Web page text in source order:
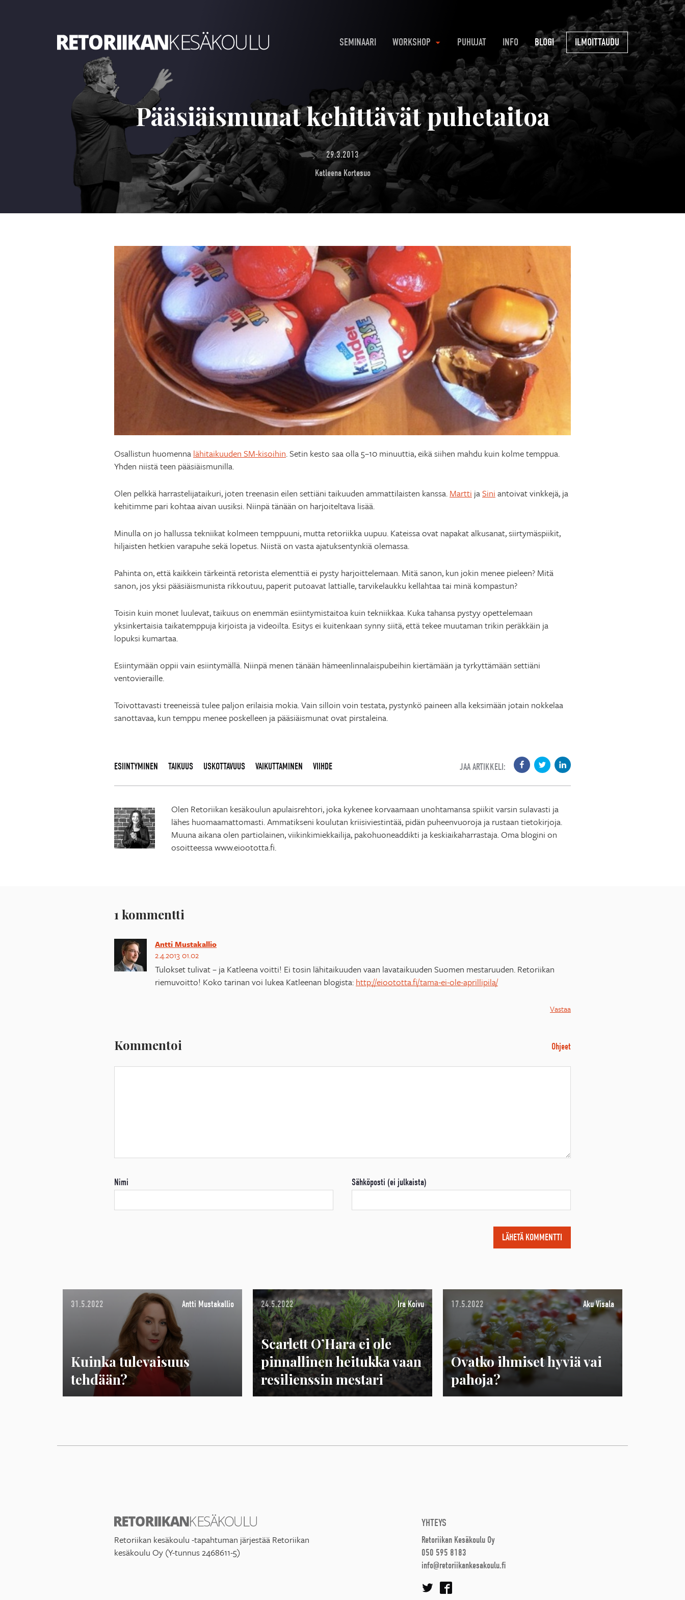
SEMINAARI WORKSHOP PUHUJAT INFO BLOGI ILMOITTAUDU
Pääsiäismunat kehittävät puhetaitoa
29.3.2013
Katleena Kortesuo
Osallistun huomenna lähitaikuuden SM-kisoihin. Setin kesto saa olla 5–10 minuuttia, eikä siihen mahdu kuin kolme temppua.
Yhden niistä teen pääsiäismunilla.
Olen pelkkä harrastelijataikuri, joten treenasin eilen settiäni taikuuden ammattilaisten kanssa. Martti jaSini antoivat vinkkejä, ja
kehitimme pari kohtaa aivan uusiksi. Niinpä tänään on harjoiteltava lisää.
Minulla on jo hallussa tekniikat kolmeen temppuuni, mutta retoriikka uupuu. Kateissa ovat napakat alkusanat, siirtymäspiikit,
hiljaisten hetkien varapuhe sekä lopetus. Niistä on vasta ajatuksentynkiä olemassa.
Pahinta on, että kaikkein tärkeintä retorista elementtiä ei pysty harjoittelemaan. Mitä sanon, kun jokin menee pieleen? Mitä
sanon, jos yksi pääsiäismunista rikkoutuu, paperit putoavat lattialle, tarvikelaukku kellahtaa tai minä kompastun?
Toisin kuin monet luulevat, taikuus on enemmän esiintymistaitoa kuin tekniikkaa. Kuka tahansa pystyy opettelemaan
yksinkertaisia taikatemppuja kirjoista ja videoilta. Esitys ei kuitenkaan synny siitä, että tekee muutaman trikin peräkkäin ja
lopuksi kumartaa.
Esiintymään oppii vain esiintymällä. Niinpä menen tänään hämeenlinnalaispubeihin kiertämään ja tyrkyttämään settiäni
ventovieraille.
Toivottavasti treeneissä tulee paljon erilaisia mokia. Vain silloin voin testata, pystynkö paineen alla keksimään jotain nokkelaa
sanottavaa, kun temppu menee poskelleen ja pääsiäismunat ovat pirstaleina.
ESIINTYMINEN TAIKUUS USKOTTAVUUS VAIKUTTAMINEN VIIHDE JAA ARTIKKELI:
Olen Retoriikan kesäkoulun apulaisrehtori, joka kykenee korvaamaan unohtamansa spiikit varsin sulavasti ja
lähes huomaamattomasti. Ammatikseni koulutan kriisiviestintää, pidän puheenvuoroja ja rustaan tietokirjoja.
Muuna aikana olen partiolainen, viikinkimiekkailija, pakohuoneaddikti ja keskiaikaharrastaja. Oma blogini on
osoitteessa www.eioototta.fi.
1 kommentti
Antti Mustakallio
2.4.2013 01.02
Tulokset tulivat – ja Katleena voitti! Ei tosin lähitaikuuden vaan lavataikuuden Suomen mestaruuden. Retoriikan
riemuvoitto! Koko tarinan voi lukea Katleenan blogista: http://eioototta.fi/tama-ei-ole-aprillipila/
Vastaa
Kommentoi Ohjeet
Nimi Sähköposti (ei julkaista)
31.5.2022 Antti Mustakallio
Kuinka tulevaisuus
tehdään?
24.5.2022 Ira Koivu
Scarlett O’Hara ei ole
pinnallinen heitukka vaan
resilienssin mestari
17.5.2022 Aku Visala
Ovatko ihmiset hyviä vai
pahoja?
Retoriikan kesäkoulu -tapahtuman järjestää Retoriikan
kesäkoulu Oy (Y-tunnus 2468611-5)
YHTEYS
Retoriikan Kesäkoulu Oy
050 595 8183
info@retoriikankesakoulu.fi